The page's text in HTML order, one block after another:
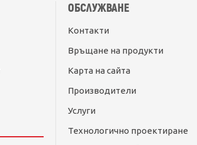
ОБСЛУЖВАНЕ
Контакти
Връщане на продукти
Карта на сайта
Производители
Услуги
Технологично проектиране